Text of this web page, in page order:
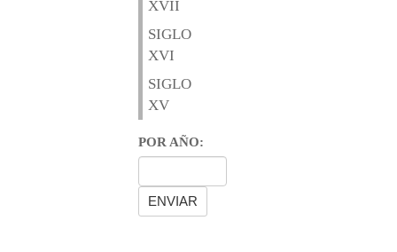
XVII
SIGLO
XVI
SIGLO
XV
POR AÑO: